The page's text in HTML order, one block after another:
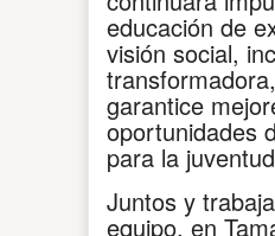
educación de
visión social,
garantice
oportunidades
para la
Juntos y
equipo, en